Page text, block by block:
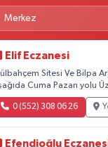
Elif Eczanesi
Sitesi Ve Bilpa
Cuma Pazarı yolu
0 (552) 308 06 26
Efendioğlu